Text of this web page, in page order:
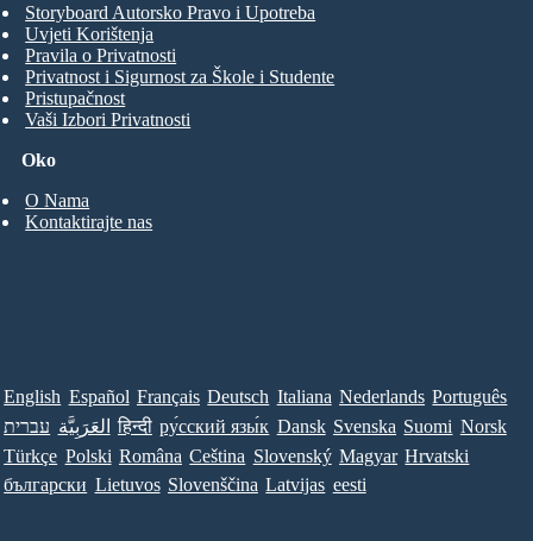
Oko
O Nama
Kontaktirajte nas
Storyboard Autorsko Pravo i Upotreba
Uvjeti Korištenja
Pravila o Privatnosti
Privatnost i Sigurnost za Škole i Studente
Pristupačnost
Vaši Izbori Privatnosti
English Español Français Deutsch Italiana Nederlands Português
עברית العَرَبِيَّة हिन्दी ру́сский язы́к Dansk Svenska Suomi Norsk
Türkçe Polski Româna Ceština Slovenský Magyar Hrvatski
български Lietuvos Slovenščina Latvijas eesti